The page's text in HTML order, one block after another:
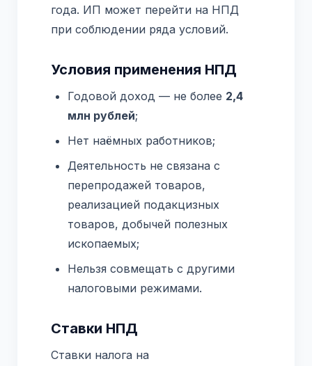
года. ИП может перейти на НПД
при соблюдении ряда условий.
Условия применения НПД
Годовой доход — не более 2,4
млн рублей;
Нет наёмных работников;
Деятельность не связана с
перепродажей товаров,
реализацией подакцизных
товаров, добычей полезных
ископаемых;
Нельзя совмещать с другими
налоговыми режимами.
Ставки НПД
Ставки налога на